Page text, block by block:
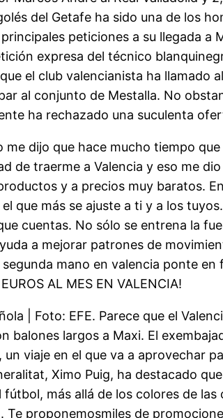
del Getafe ha sido una de los
peticiones a su llegada a
expresa del técnico
el club valencianista ha llamado
al conjunto de Mestalla. No
ha rechazado una suculenta
me dijo que hace mucho tiempo
de traerme a Valencia y eso me
y a precios muy baratos.
que más se ajuste a ti y a los
cuentas. No sólo se entrena la
a mejorar patrones de
mano en valencia ponte
AL MES EN VALENCIA!
| Foto: EFE. Parece que el
balones largos a Maxi. El
viaje en el que va a aprovechar
Ximo Puig, ha destacado
más allá de los colores de
proponemosmiles de